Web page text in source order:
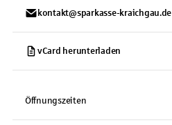
kontakt@sparkasse-kraichgau.de
vCard herunterladen
Öffnungszeiten